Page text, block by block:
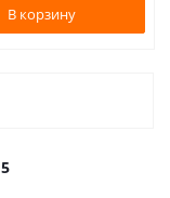
В корзину
5